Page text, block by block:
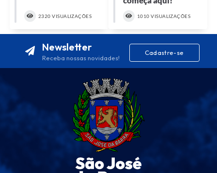
2320 VISUALIZAÇÕES 1010 VISUALIZAÇÕES
Newsletter
Receba nossas novidades!
Cadastre-se